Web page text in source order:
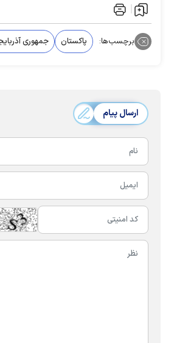
برچسب‌ها: پاکستان جمهوری
ارسال پیام